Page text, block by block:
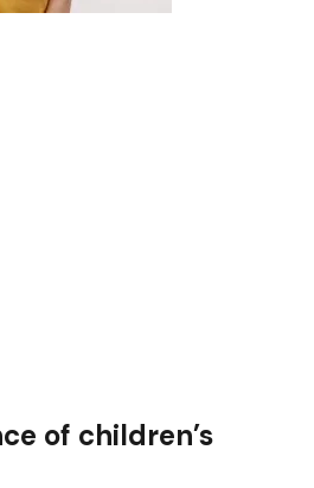
of children’s